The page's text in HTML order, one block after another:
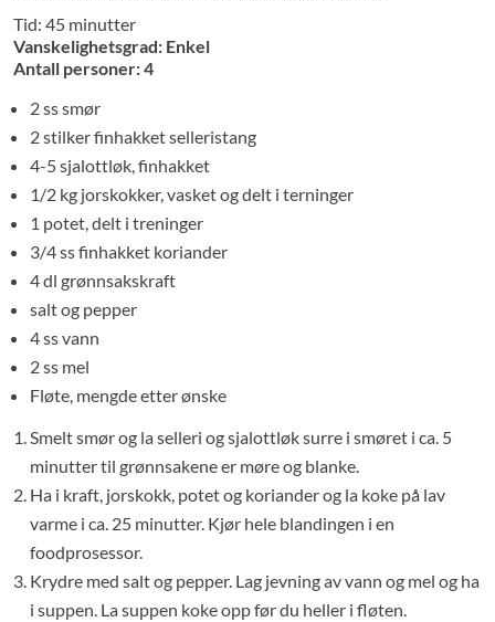
Tid: 45 minutter
Vanskelighetsgrad: Enkel
Antall personer: 4
2 ss smør
2 stilker finhakket selleristang
4-5 sjalottløk, finhakket
1/2 kg jorskokker, vasket og delt i terninger
1 potet, delt i treninger
3/4 ss finhakket koriander
4 dl grønnsakskraft
salt og pepper
4 ss vann
2 ss mel
Fløte, mengde etter ønske
Smelt smør og la selleri og sjalottløk surre i smøret i ca. 5
minutter til grønnsakene er møre og blanke.
Ha i kraft, jorskokk, potet og koriander og la koke på lav
varme i ca. 25 minutter. Kjør hele blandingen i en
foodprosessor.
Krydre med salt og pepper. Lag jevning av vann og mel og ha
i suppen. La suppen koke opp før du heller i fløten.